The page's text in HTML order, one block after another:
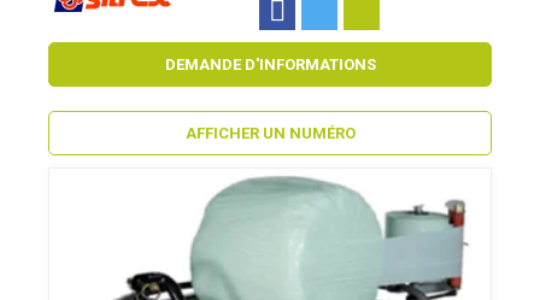
DEMANDE D'INFORMATIONS
AFFICHER UN NUMÉRO